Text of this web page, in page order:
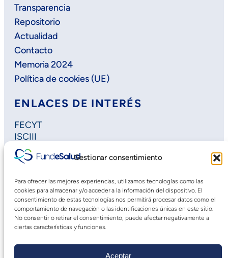
Gestionar consentimiento
Para ofrecer las mejores experiencias, utilizamos tecnologías como las
cookies para almacenar y/o acceder a la información del dispositivo. El
consentimiento de estas tecnologías nos permitirá procesar datos como el
comportamiento de navegación o las identificaciones únicas en este sitio.
No consentir o retirar el consentimiento, puede afectar negativamente a
ciertas características y funciones.
Aceptar
Transparencia
Repositorio
Actualidad
Contacto
Memoria 2024
Política de cookies (UE)
ENLACES DE INTERÉS
FECYT
ISCIII
Horizon Europe
Plan Regional de Investigación
Saludteca
Cursos DOE